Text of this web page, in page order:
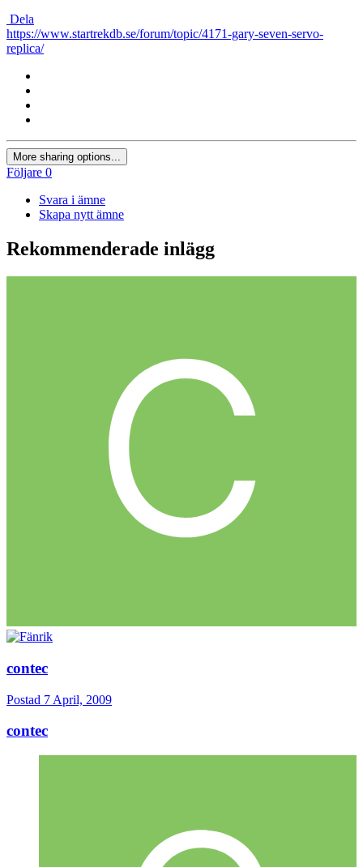
Dela
https://www.startrekdb.se/forum/topic/4171-gary-seven-servo-
replica/
More sharing options...
Följare 0
Svara i ämne
Skapa nytt ämne
Rekommenderade inlägg
contec
Postad 7 April, 2009
contec